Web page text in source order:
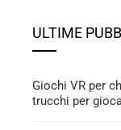
ULTIME
Giochi VR per
trucchi per